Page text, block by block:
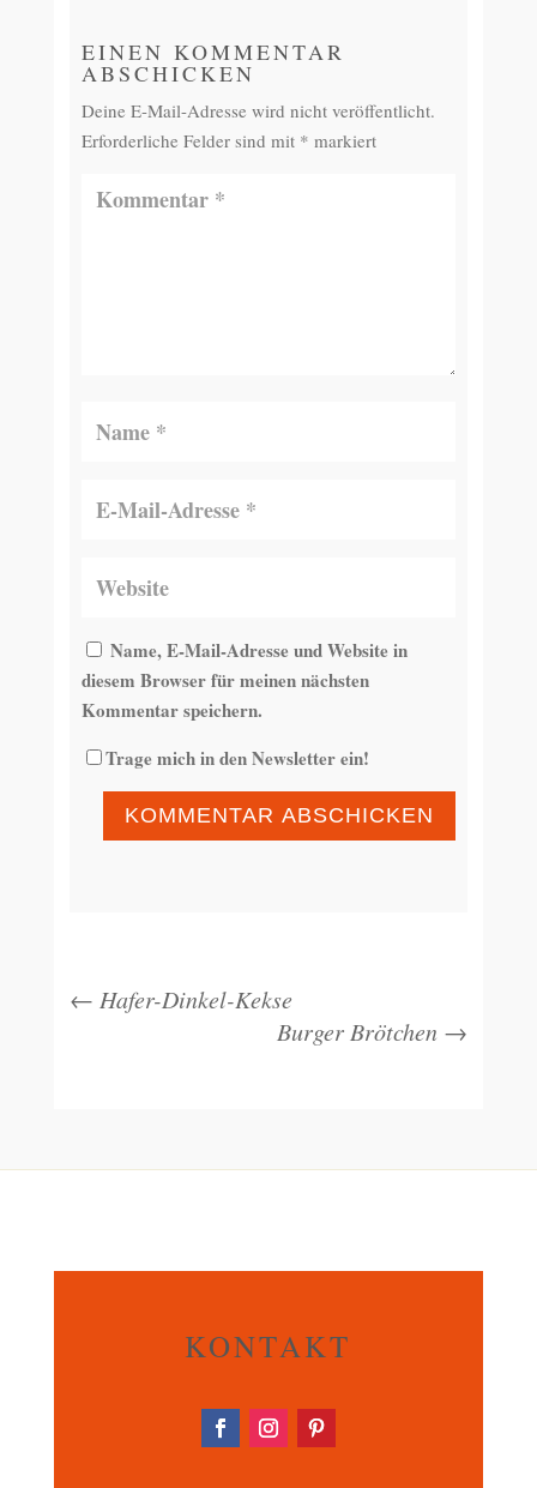
EINEN KOMMENTAR
ABSCHICKEN
Deine E-Mail-Adresse wird nicht veröffentlicht.
Erforderliche Felder sind mit * markiert
Name, E-Mail-Adresse und Website in
diesem Browser für meinen nächsten
Kommentar speichern.
Trage mich in den Newsletter ein!
KOMMENTAR ABSCHICKEN
← Hafer-Dinkel-Kekse
Burger Brötchen→
KONTAKT